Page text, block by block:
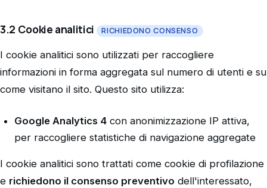
3.2 Cookie analitici RICHIEDONO CONSENSO
I cookie analitici sono utilizzati per raccogliere
informazioni in forma aggregata sul numero di utenti e su
come visitano il sito. Questo sito utilizza:
Google Analytics 4 con anonimizzazione IP attiva,
per raccogliere statistiche di navigazione aggregate
I cookie analitici sono trattati come cookie di profilazione
e richiedono il consenso preventivo dell'interessato,